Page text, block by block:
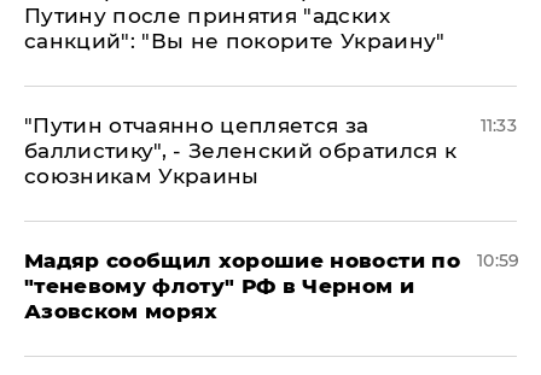
Путину после принятия "адских
санкций": "Вы не покорите Украину"
"Путин отчаянно цепляется за
баллистику", - Зеленский обратился к
союзникам Украины
11:33
Мадяр сообщил хорошие новости по
"теневому флоту" РФ в Черном и
Азовском морях
10:59